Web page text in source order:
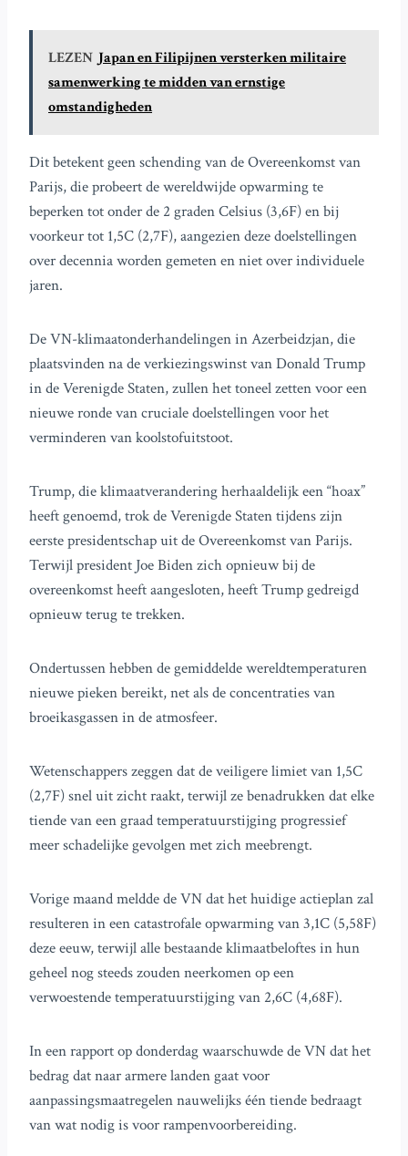
LEZEN Japan en Filipijnen versterken militaire
samenwerking te midden van ernstige
omstandigheden
Dit betekent geen schending van de Overeenkomst van
Parijs, die probeert de wereldwijde opwarming te
beperken tot onder de 2 graden Celsius (3,6F) en bij
voorkeur tot 1,5C (2,7F), aangezien deze doelstellingen
over decennia worden gemeten en niet over individuele
jaren.
De VN-klimaatonderhandelingen in Azerbeidzjan, die
plaatsvinden na de verkiezingswinst van Donald Trump
in de Verenigde Staten, zullen het toneel zetten voor een
nieuwe ronde van cruciale doelstellingen voor het
verminderen van koolstofuitstoot.
Trump, die klimaatverandering herhaaldelijk een “hoax”
heeft genoemd, trok de Verenigde Staten tijdens zijn
eerste presidentschap uit de Overeenkomst van Parijs.
Terwijl president Joe Biden zich opnieuw bij de
overeenkomst heeft aangesloten, heeft Trump gedreigd
opnieuw terug te trekken.
Ondertussen hebben de gemiddelde wereldtemperaturen
nieuwe pieken bereikt, net als de concentraties van
broeikasgassen in de atmosfeer.
Wetenschappers zeggen dat de veiligere limiet van 1,5C
(2,7F) snel uit zicht raakt, terwijl ze benadrukken dat elke
tiende van een graad temperatuurstijging progressief
meer schadelijke gevolgen met zich meebrengt.
Vorige maand meldde de VN dat het huidige actieplan zal
resulteren in een catastrofale opwarming van 3,1C (5,58F)
deze eeuw, terwijl alle bestaande klimaatbeloftes in hun
geheel nog steeds zouden neerkomen op een
verwoestende temperatuurstijging van 2,6C (4,68F).
In een rapport op donderdag waarschuwde de VN dat het
bedrag dat naar armere landen gaat voor
aanpassingsmaatregelen nauwelijks één tiende bedraagt
van wat nodig is voor rampenvoorbereiding.